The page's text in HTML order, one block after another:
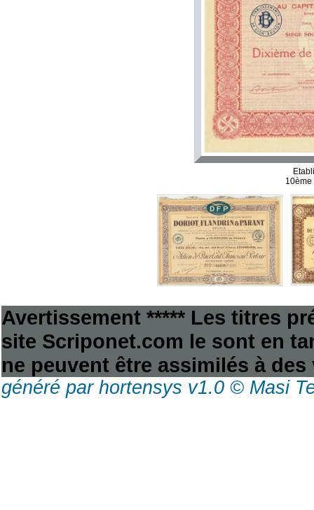
Avertissement ***** Les titres
site Scriponet.com le sont en
ne peuvent être assimilés à
généré par hortensys v1.0 © Masi